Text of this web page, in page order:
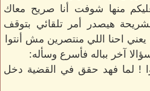
منها شوفت أنا صريح معاك
هيصدر أمر تلقائي بتوقف
احنا اللي منتصرين مش أنتوا
آخر بباله فأسرع وسأله:
! لما فهد حقق في القضية دخل